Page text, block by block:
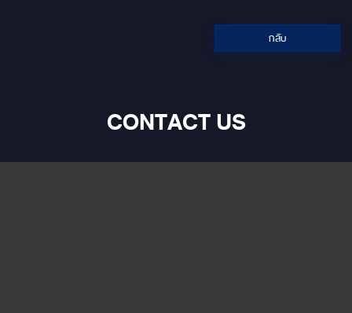
•รองรับไฟล์ MP3 , AVI •GPS
ออนไลน์ และออฟไลน์ (ผ่าน
ควบคุมผ่านพวงมาลัย (คอนโทรล
กลับ
CONTACT US